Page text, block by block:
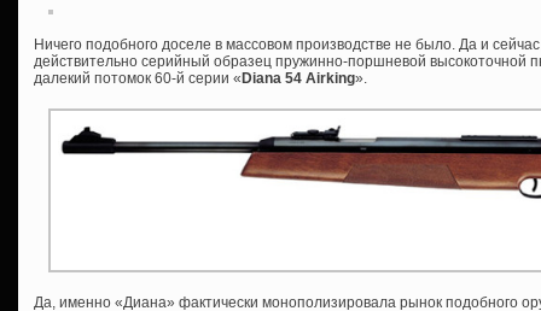
Ничего подобного доселе в массовом производстве не было. Да и
действительно серийный образец пружинно-поршневой высокоточной
далекий потомок 60-й серии «Diana 54 Airking».
Да, именно «Диана» фактически монополизировала рынок подобного